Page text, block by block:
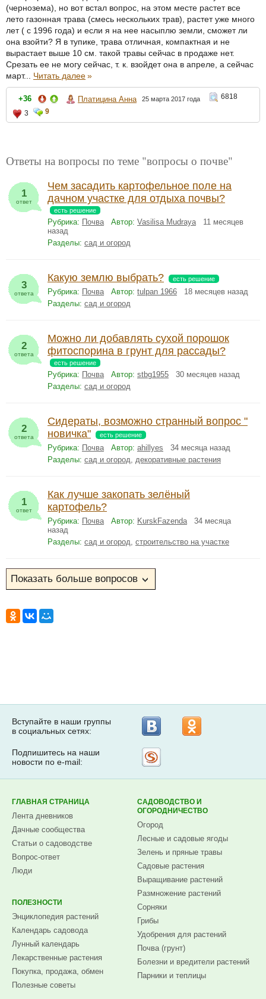
(чернозема), но вот встал вопрос, на этом месте растет все
лето газонная трава (смесь нескольких трав), растет уже много
лет ( с 1996 года) и если я на нее насыплю земли, сможет ли
она взойти? Я в тупике, трава отличная, компактная и не
вырастает выше 10 см. такой травы сейчас в продаже нет.
Срезать ее не могу сейчас, т. к. взойдет она в апреле, а сейчас
март... Читать далее»
+36 Платицина Анна 25 марта 2017 года
6818
3
9
Ответы на вопросы по теме "вопросы о почве"
1
ответ
Чем засадить картофельное поле на
дачном участке для отдыха почвы?
есть решение
Рубрика: Почва Автор: Vasilisa Mudraya11 месяцев
назад
Разделы: сад и огород
3
ответа
Какую землю выбрать? есть решение
Рубрика: Почва Автор: tulpan 1966 18 месяцев назад
Разделы: сад и огород
2
ответа
Можно ли добавлять сухой порошок
фитоспорина в грунт для рассады?
есть решение
Рубрика: Почва Автор: stbg1955 30 месяцев назад
Разделы: сад и огород
2
ответа
Сидераты, возможно странный вопрос "
новичка"
есть решение
Рубрика: Почва Автор: ahillyes 34 месяца назад
Разделы: сад и огород, декоративные растения
1
ответ
Как лучше закопать зелёный
картофель?
Рубрика: Почва Автор: KurskFazenda34 месяца
назад
Разделы: сад и огород, строительство на участке
Вступайте в наши группы
в социальных сетях:
Подпишитесь на наши
новости по e-mail:
ГЛАВНАЯ СТРАНИЦА
Лента дневников
Дачные сообщества
Статьи о садоводстве
Вопрос-ответ
Люди
ПОЛЕЗНОСТИ
Энциклопедия растений
Календарь садовода
Лунный календарь
Лекарственные растения
Покупка, продажа, обмен
Полезные советы
САДОВОДСТВО И
ОГОРОДНИЧЕСТВО
Огород
Лесные и садовые ягоды
Зелень и пряные травы
Садовые растения
Выращивание растений
Размножение растений
Сорняки
Грибы
Удобрения для растений
Почва (грунт)
Болезни и вредители растений
Парники и теплицы